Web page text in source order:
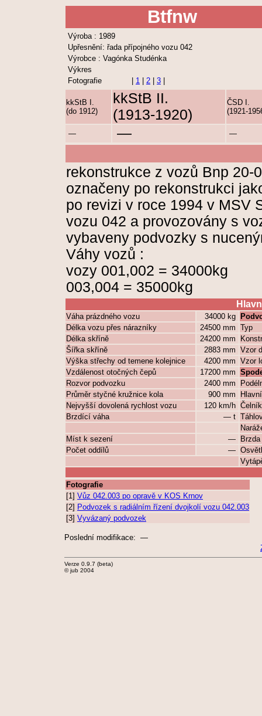
Btfnw
Výroba : 1989
Upřesnění: řada přípojného vozu 042
Výrobce : Vagónka Studénka
Výkres
Fotografie
1 2 3
kkStB I.
(do 1912)
kkStB II.
(1913-1920)
ČSD I.
(1921-
— — —
rekonstrukce z vozů Bnp 20-
označeny po rekonstrukci
po revizi v roce 1994 v MSV
vozu 042 a provozovány s
vybaveny podvozky s
Váhy vozů :
vozy 001,002 = 34000kg
003,004 = 35000kg
Váha prázdného vozu 34000 kg
Délka vozu přes nárazníky
24500 mm Typ
Délka skříně
24200 mm
Šířka skříně
2883 mm Vzor
Výška střechy od temene kolejnice
4200 mm Vzor
Vzdálenost otočných čepů
17200 mm
Rozvor podvozku
2400 mm
Průměr styčné kružnice kola
900 mm
Nejvyšší dovolená rychlost vozu
120 km/h
Brzdící váha
— t
Míst k sezení
—
Brzda
Počet oddílů
—
Fotografie
[1] Vůz 042.003 po opravě v KOS Krnov
[2] Podvozek s radiálním řízení dvojkolí vozu 042.003
[3] Vyvázaný podvozek
Poslední modifikace: —
Verze 0.9.7 (beta)
© jub 2004